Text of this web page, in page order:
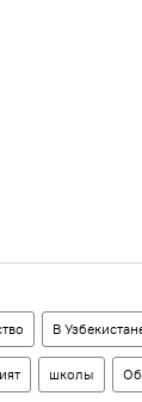
В
школы